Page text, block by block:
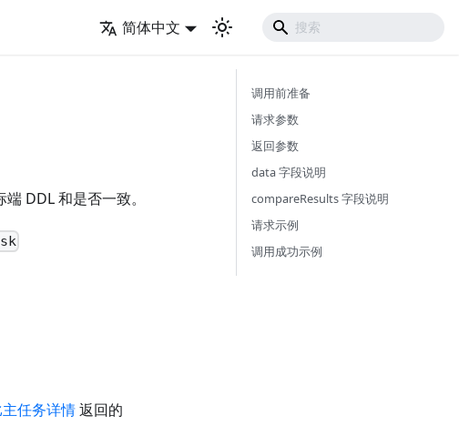
简体中文
DDL 和是否一致。
任务详情返回的
调用前准备
请求参数
返回参数
data 字段说明
compareResults 字段说明
请求示例
调用成功示例